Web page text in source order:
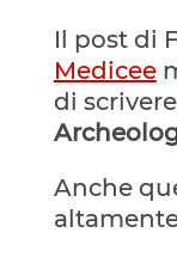
Il post di
Medicee
di
Anche